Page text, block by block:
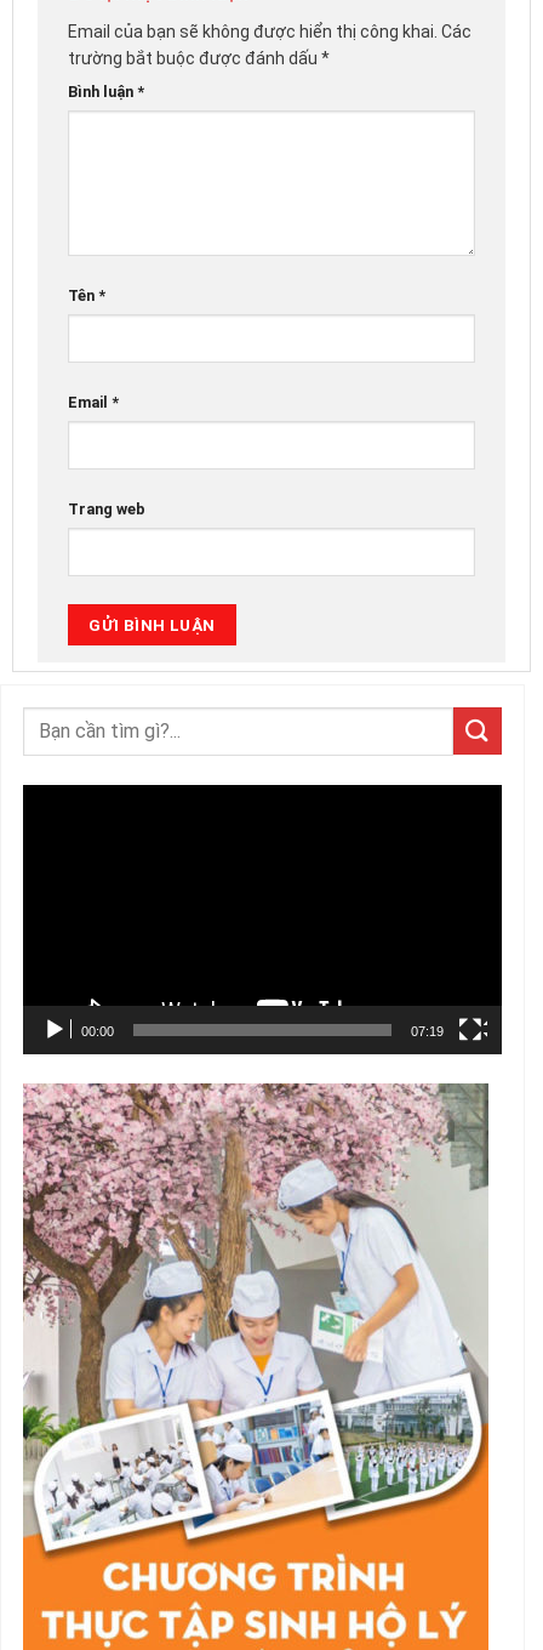
Email của bạn sẽ không được hiển thị công khai. Các
trường bắt buộc được đánh dấu *
Bình luận *
Tên *
Email *
Trang web
00:00 07:19